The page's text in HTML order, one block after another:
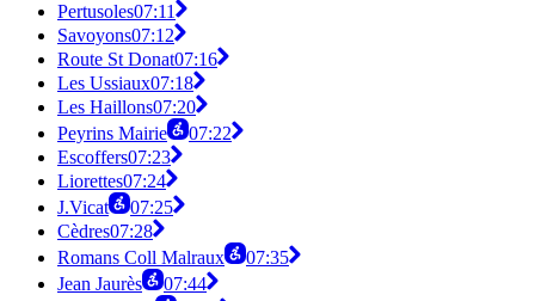
Pertusoles07:11
Savoyons07:12
Route St Donat07:16
Les Ussiaux07:18
Les Haillons07:20
Peyrins Mairie
07:22
Escoffers07:23
Liorettes07:24
J.Vicat
07:25
Cèdres07:28
Romans Coll Malraux
07:35
Jean Jaurès
07:44